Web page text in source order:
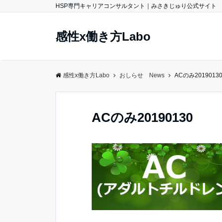
HSP専門キャリアコンサルタント｜みさきじゅり公式サイト
感性x働き方Labo
感性x働き方Labo おしらせ News ACのみ20190130
ACのみ20190130